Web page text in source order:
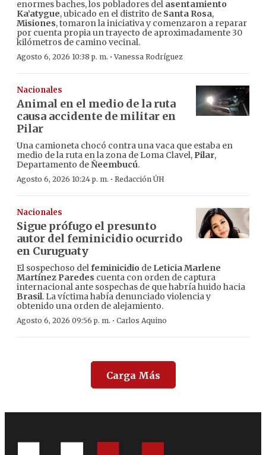
enormes baches, los pobladores del asentamiento
Ka’atygue, ubicado en el distrito de Santa Rosa,
Misiones, tomaron la iniciativa y comenzaron a reparar
por cuenta propia un trayecto de aproximadamente 30
kilómetros de camino vecinal.
Agosto 6, 2026 10:38 p. m. ·Vanessa Rodríguez
Nacionales
Animal en el medio de la ruta
causa accidente de militar en
Pilar
Una camioneta chocó contra una vaca que estaba en
medio de la ruta en la zona de Loma Clavel, Pilar,
Departamento deÑeembucú.
Agosto 6, 2026 10:24 p. m. · Redacción ÚH
Nacionales
Sigue prófugo el presunto
autor del feminicidio ocurrido
en Curuguaty
El sospechoso delfeminicidio de Leticia Marlene
Martínez Paredes cuenta con orden de captura
internacional ante sospechas de que habría huido hacia
Brasil. La víctima había denunciado violencia y
obtenido una orden de alejamiento.
Agosto 6, 2026 09:56 p. m. · Carlos Aquino
Carga Más